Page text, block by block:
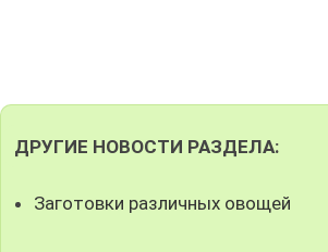
ДРУГИЕ НОВОСТИ РАЗДЕЛА:
Заготовки различных овощей